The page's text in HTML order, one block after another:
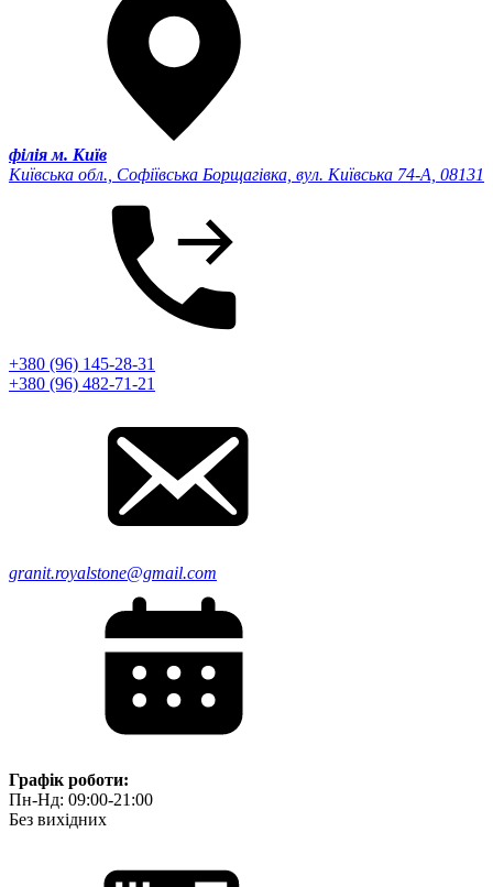
філія м. Київ
Київська обл., Софіївська Борщагівка, вул. Київська 74-А, 08131
+380 (96) 145-28-31
+380 (96) 482-71-21
granit.royalstone@gmail.com
Графік роботи:
Пн-Нд: 09:00-21:00
Без вихідних